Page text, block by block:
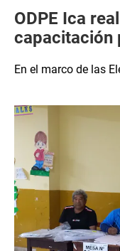
ODPE Ica
capacitación
En el marco de las